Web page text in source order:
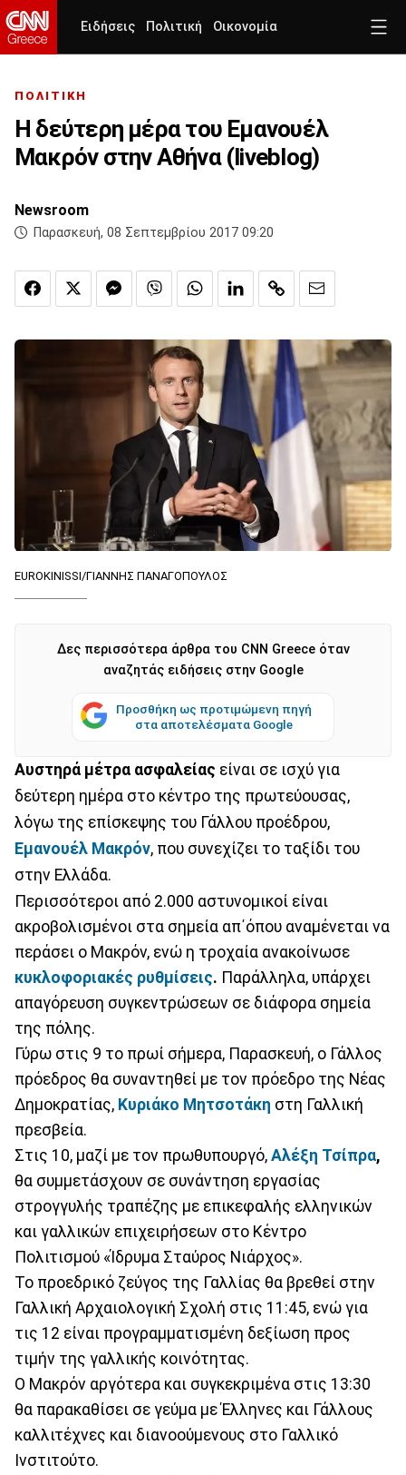
Ειδήσεις Πολιτική Οικονομία
ΠΟΛΙΤΙΚΗ
Η δεύτερη μέρα του Εμανουέλ
Μακρόν στην Αθήνα (liveblog)
Newsroom
Παρασκευή, 08 Σεπτεμβρίου 2017 09:20
EUROKINISSI/ΓΙΑΝΝΗΣ ΠΑΝΑΓΟΠΟΥΛΟΣ
Δες περισσότερα άρθρα του CNN Greece όταν
αναζητάς ειδήσεις στην Google
Προσθήκη ως προτιμώμενη πηγή
στα αποτελέσματα Google
Αυστηρά μέτρα ασφαλείας είναι σε ισχύ για
δεύτερη ημέρα στο κέντρο της πρωτεύουσας,
λόγω της επίσκεψης του Γάλλου προέδρου,
Εμανουέλ Μακρόν, που συνεχίζει το ταξίδι του
στην Ελλάδα.
Περισσότεροι από 2.000 αστυνομικοί είναι
ακροβολισμένοι στα σημεία απ΄όπου αναμένεται να
περάσει ο Μακρόν, ενώ η τροχαία ανακοίνωσε
κυκλοφοριακές ρυθμίσεις. Παράλληλα, υπάρχει
απαγόρευση συγκεντρώσεων σε διάφορα σημεία
της πόλης.
Γύρω στις 9 το πρωί σήμερα, Παρασκευή, ο Γάλλος
πρόεδρος θα συναντηθεί με τον πρόεδρο της Νέας
Δημοκρατίας, Κυριάκο Μητσοτάκη στη Γαλλική
πρεσβεία.
Στις 10, μαζί με τον πρωθυπουργό, Αλέξη Τσίπρα,
θα συμμετάσχουν σε συνάντηση εργασίας
στρογγυλής τραπέζης με επικεφαλής ελληνικών
και γαλλικών επιχειρήσεων στο Κέντρο
Πολιτισμού «Ίδρυμα Σταύρος Νιάρχος».
Το προεδρικό ζεύγος της Γαλλίας θα βρεθεί στην
Γαλλική Αρχαιολογική Σχολή στις 11:45, ενώ για
τις 12 είναι προγραμματισμένη δεξίωση προς
τιμήν της γαλλικής κοινότητας.
Ο Μακρόν αργότερα και συγκεκριμένα στις 13:30
θα παρακαθίσει σε γεύμα με Έλληνες και Γάλλους
καλλιτέχνες και διανοούμενους στο Γαλλικό
Ινστιτούτο.